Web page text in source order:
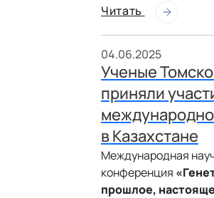
Читать
04.06.2025
Ученые
приняли
в Казахстане
Международная
конференция
прошлое,